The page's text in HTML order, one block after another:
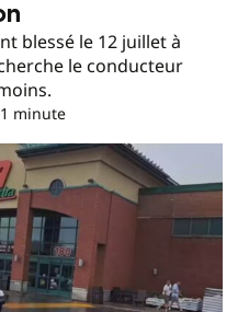
blessé le 12 juillet à
le conducteur
minute